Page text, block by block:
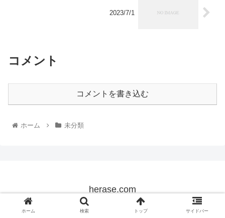
2023/7/1
コメント
コメントを書き込む
ホーム 未分類
herase.com
© 2022 herase.com.
ホーム 検索 トップ サイドバー